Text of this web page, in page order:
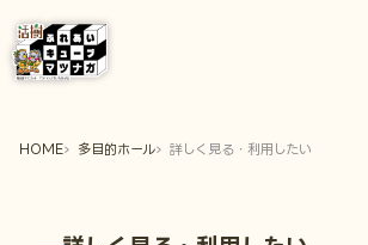
HOME 多目的ホール 詳しく見る・利用したい